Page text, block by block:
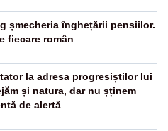
șmecheria înghețării pensiilor.
fiecare român
la adresa progresiștilor lui
și natura, dar nu șținem
de alertă